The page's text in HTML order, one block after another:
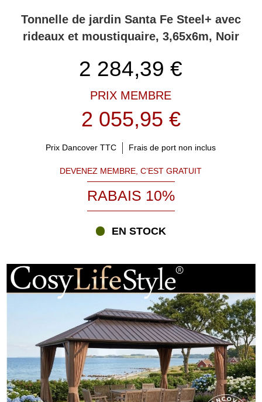
Tonnelle de jardin Santa Fe Steel+ avec
rideaux et moustiquaire, 3,65x6m, Noir
2 284,39 €
PRIX MEMBRE
2 055,95 €
Prix Dancover TTC Frais de port non inclus
DEVENEZ MEMBRE, C’EST GRATUIT
RABAIS 10%
EN STOCK